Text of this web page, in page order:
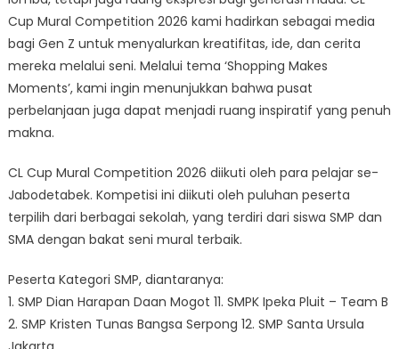
Cup Mural Competition 2026 kami hadirkan sebagai media
bagi Gen Z untuk menyalurkan kreatifitas, ide, dan cerita
mereka melalui seni. Melalui tema ‘Shopping Makes
Moments’, kami ingin menunjukkan bahwa pusat
perbelanjaan juga dapat menjadi ruang inspiratif yang penuh
makna.
CL Cup Mural Competition 2026 diikuti oleh para pelajar se-
Jabodetabek. Kompetisi ini diikuti oleh puluhan peserta
terpilih dari berbagai sekolah, yang terdiri dari siswa SMP dan
SMA dengan bakat seni mural terbaik.
Peserta Kategori SMP, diantaranya:
1. SMP Dian Harapan Daan Mogot 11. SMPK Ipeka Pluit – Team B
2. SMP Kristen Tunas Bangsa Serpong 12. SMP Santa Ursula